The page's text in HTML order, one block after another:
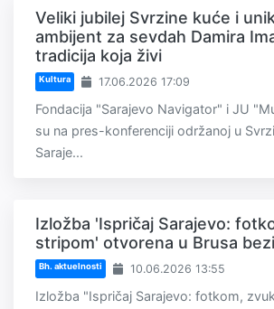
Veliki jubilej Svrzine kuće i
ambijent za sevdah Damira
tradicija koja živi
Kultura 17.06.2026 17:09
Fondacija "Sarajevo Navigator" i JU
su na pres-konferenciji održanoj u
Saraje...
Izložba 'Ispričaj Sarajevo:
stripom' otvorena u Brusa
Bh. aktuelnosti 10.06.2026 13:55
Izložba "Ispričaj Sarajevo: fotkom,